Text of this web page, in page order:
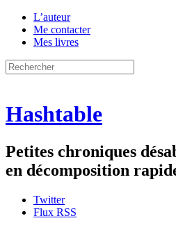
L’auteur
Me contacter
Mes livres
Hashtable
Petites chroniques
en décomposition
Twitter
Flux RSS